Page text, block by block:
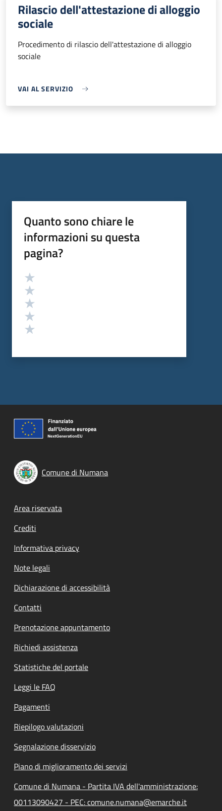
Rilascio dell'attestazione di alloggio
sociale
Procedimento di rilascio dell'attestazione di alloggio
sociale
VAI AL SERVIZIO
Quanto sono chiare le
informazioni su questa
pagina?
Valutazione
Comune di Numana
Footer menu
Area riservata
Crediti
Informativa privacy
Note legali
Dichiarazione di accessibilità
Contatti
Prenotazione appuntamento
Richiedi assistenza
Statistiche del portale
Leggi le FAQ
Pagamenti
Riepilogo valutazioni
Segnalazione disservizio
Piano di miglioramento dei servizi
Comune di Numana - Partita IVA dell'amministrazione:
00113090427 - PEC: comune.numana@emarche.it